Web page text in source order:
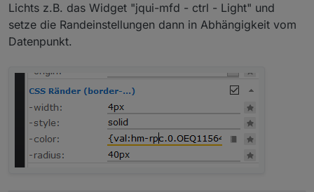
Lichts z.B. das Widget "jqui-mfd - ctrl - Light" und
setze die Randeinstellungen dann in Abhängigkeit vom
Datenpunkt.